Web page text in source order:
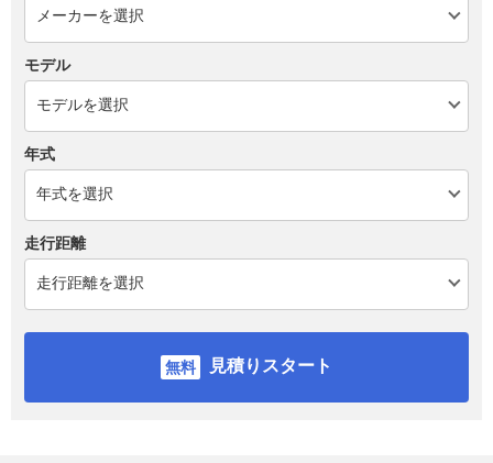
モデル
年式
走行距離
見積りスタート